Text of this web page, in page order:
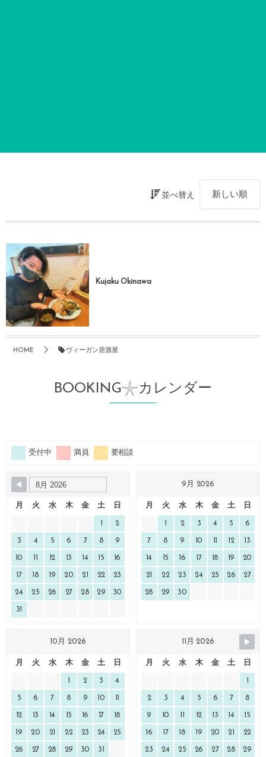
並べ替え
Kujaku Okinawa
HOME ヴィーガン居酒屋
BOOKING𓇼カレンダー
受付中 満員 要相談
月 火 水 木 金 土 日
2
3 4 5 6 7 8 9
10 12 13 14 15 16
17 18 19 20 21 22 23
24 25 26 27 28 29 30
31
9月 2026
月 火 水 木 金 土 日
2 3 4 5 6
7 8 9 10 12 13
14 15 16 17 18 19 20
21 22 23 24 25 26 27
28 29 30
10月 2026
月 火 水 木 金 土 日
2 3 4
5 6 7 8 9 10
12 13 14 15 16 17 18
19 20 21 22 23 24 25
26 27 28 29 30 31
11月 2026
月 火 水 木 金 土 日
2 3 4 5 6 7 8
9 10 12 13 14 15
16 17 18 19 20 21 22
23 24 25 26 27 28 29